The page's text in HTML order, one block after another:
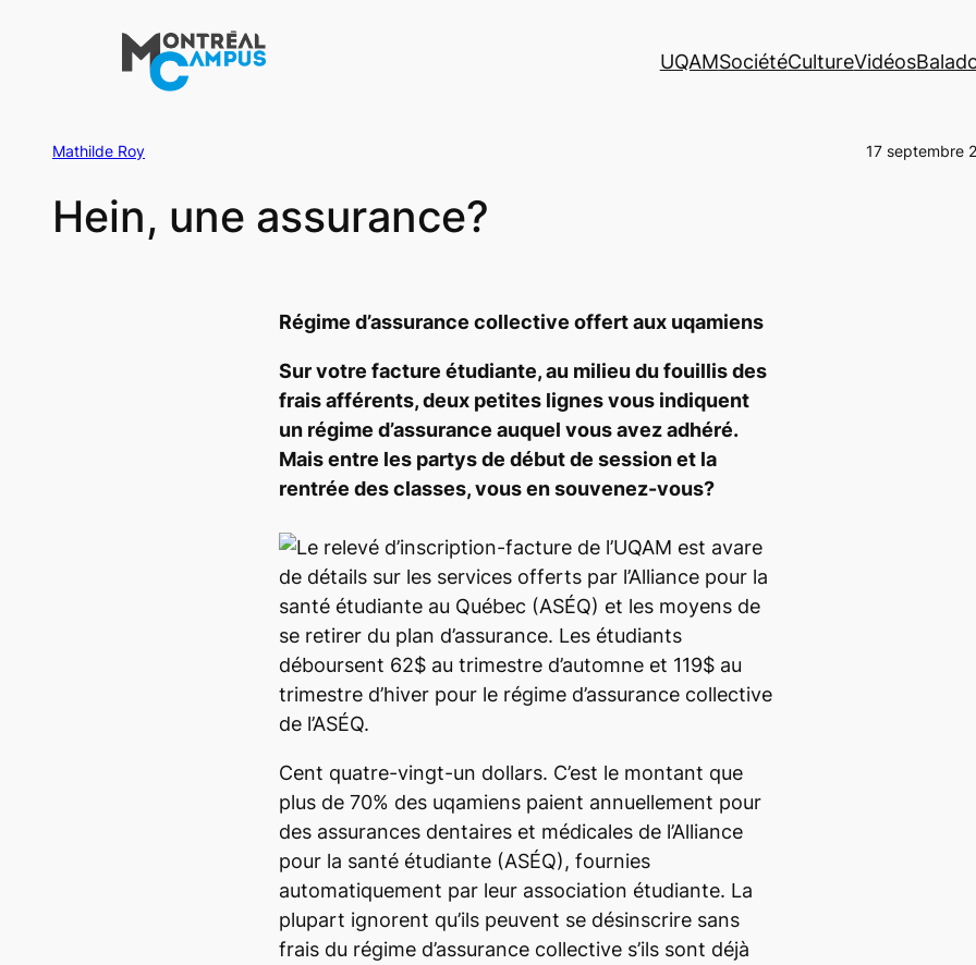
UQAMSociétéCultureVidéos
Mathilde Roy 17 septembre
Hein, une assurance?
Régime d’assurance collective offert aux uqamiens
Sur votre facture étudiante, au milieu du fouillis des
frais afférents, deux petites lignes vous indiquent
un régime d’assurance auquel vous avez adhéré.
Mais entre les partys de début de session et la
rentrée des classes, vous en souvenez-vous?
Cent quatre-vingt-un dollars. C’est le montant que
plus de 70% des uqamiens paient annuellement pour
des assurances dentaires et médicales de l’Alliance
pour la santé étudiante (ASÉQ), fournies
automatiquement par leur association étudiante. La
plupart ignorent qu’ils peuvent se désinscrire sans
frais du régime d’assurance collective s’ils sont déjà